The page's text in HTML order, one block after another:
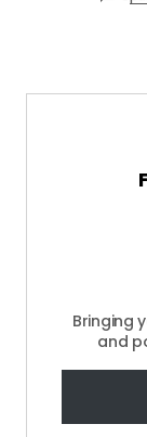
Bringing
and